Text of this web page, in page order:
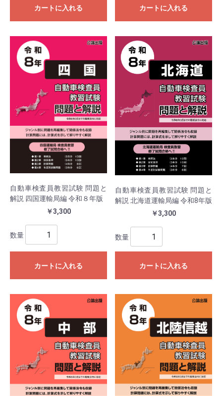
カートに入れる カートに入れる
自動車検査員教習試験 問題と
解説 四国運輸局編 令和８年版
￥3,300
数量
カートに入れる
自動車検査員教習試験 問題と
解説 北海道運輸局編 令和8年版
￥3,300
数量
カートに入れる